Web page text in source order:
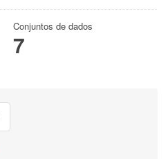
Conjuntos de dados
7